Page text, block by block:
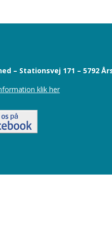
– Stationsvej 171 – 5792
klik her